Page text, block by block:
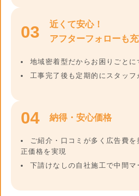
03
近くて安心！
アフターフォローも
地域密着型だからお困りごとに
工事完了後も定期的にスタッフ
04 納得・安心価格
ご紹介・口コミが多く広告費を
正価格を実現
下請けなしの自社施工で中間マ